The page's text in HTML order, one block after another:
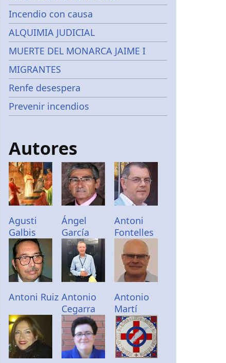
Incendio con causa
ALQUIMIA JUDICIAL
MUERTE DEL MONARCA JAIME I
MIGRANTES
Renfe desespera
Prevenir incendios
Autores
Agusti
Galbis
Ángel
García
Antoni
Fontelles
Antoni Ruiz Antonio
Cegarra
Antonio
Martí